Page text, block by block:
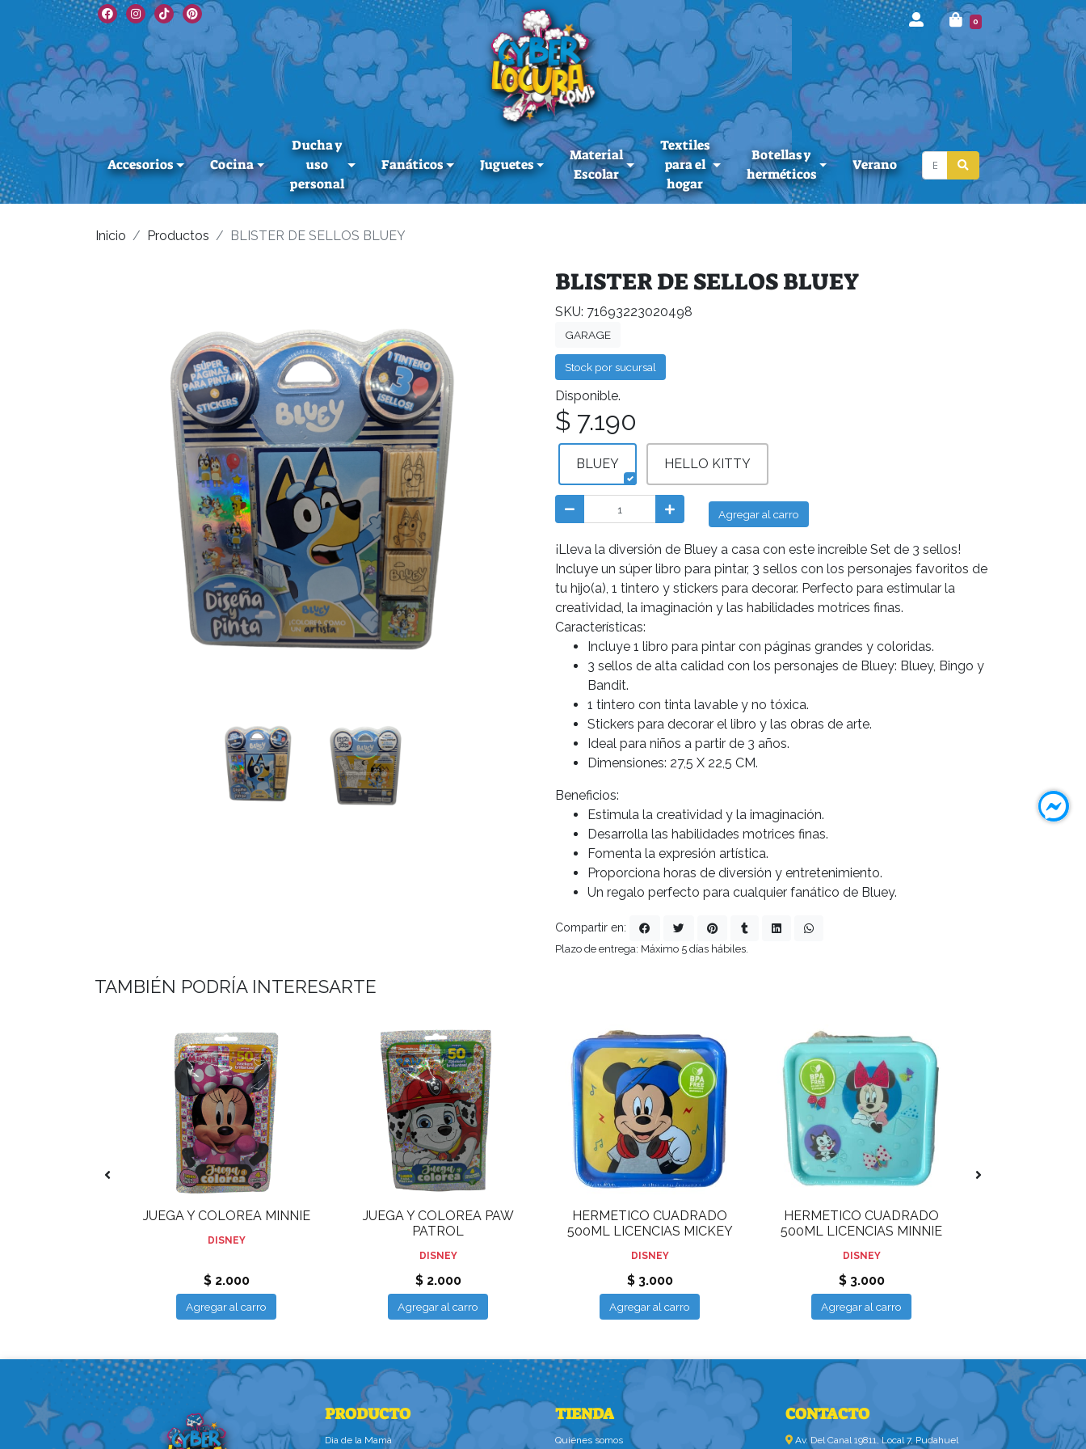
0
Accesorios Cocina
Ducha y
uso
personal
Fanáticos Juguetes
Material
Escolar
Textiles
para el
hogar
Botellas y
herméticos
Verano
Inicio Productos BLISTER DE SELLOS BLUEY
BLISTER DE SELLOS BLUEY
SKU: 71693223020498
GARAGE
Stock por sucursal
Disponible.
$ 7.190
BLUEY HELLO KITTY
Agregar al carro
¡Lleva la diversión de Bluey a casa con este increíble Set de 3 sellos!
Incluye un súper libro para pintar, 3 sellos con los personajes favoritos de
tu hijo(a), 1 tintero y stickers para decorar. Perfecto para estimular la
creatividad, la imaginación y las habilidades motrices finas.
Características:
Incluye 1 libro para pintar con páginas grandes y coloridas.
3 sellos de alta calidad con los personajes de Bluey: Bluey, Bingo y
Bandit.
1 tintero con tinta lavable y no tóxica.
Stickers para decorar el libro y las obras de arte.
Ideal para niños a partir de 3 años.
Dimensiones: 27,5 X 22,5 CM.
Beneficios:
Estimula la creatividad y la imaginación.
Desarrolla las habilidades motrices finas.
Fomenta la expresión artística.
Proporciona horas de diversión y entretenimiento.
Un regalo perfecto para cualquier fanático de Bluey.
Compartir en:
Plazo de entrega: Máximo 5 días hábiles.
TAMBIÉN PODRÍA INTERESARTE
JUEGA Y COLOREA MINNIE
DISNEY
$ 2.000
Agregar al carro
JUEGA Y COLOREA PAW
PATROL
DISNEY
$ 2.000
Agregar al carro
HERMETICO CUADRADO
500ML LICENCIAS MICKEY
DISNEY
$ 3.000
Agregar al carro
HERMETICO CUADRADO
500ML LICENCIAS MINNIE
DISNEY
$ 3.000
Agregar al carro
PRODUCTO
Dìa de la Mamà
TIENDA
Quiénes somos
CONTACTO
Av. Del Canal 19811, Local 7, Pudahuel